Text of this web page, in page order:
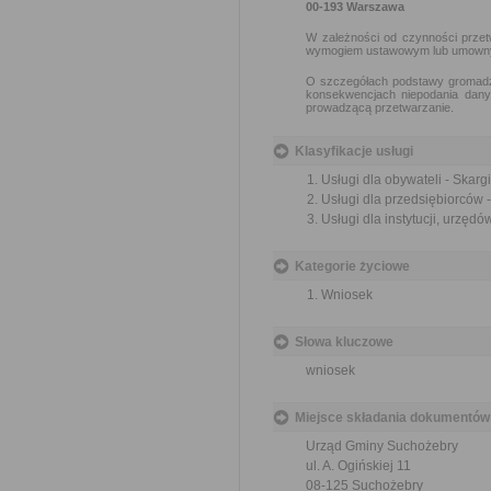
00-193 Warszawa
W zależności od czynności
wymogiem ustawowym lub
O szczegółach podstawy
konsekwencjach niepodania
prowadzącą przetwarzanie.
Klasyfikacje usługi
Usługi dla obywateli -
Usługi dla przedsiębiorców
Usługi dla instytucji,
Kategorie życiowe
Wniosek
Słowa kluczowe
wniosek
Miejsce składania dokumentów
Urząd Gminy Suchożebry
ul. A. Ogińskiej 11
08-125 Suchożebry